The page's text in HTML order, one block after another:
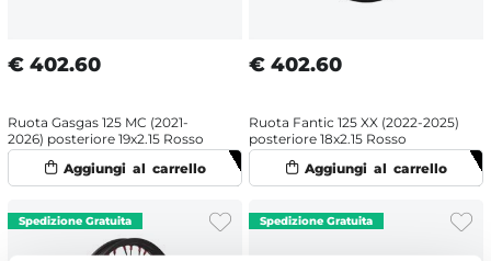
€ 402.60
Ruota Gasgas 125 MC (2021-
2026) posteriore 19x2.15 Rosso
€ 402.60
Ruota Fantic 125 XX (2022-2025)
posteriore 18x2.15 Rosso